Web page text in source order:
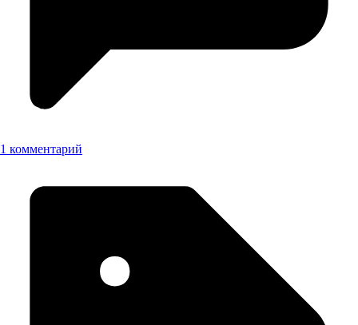
1 комментарий